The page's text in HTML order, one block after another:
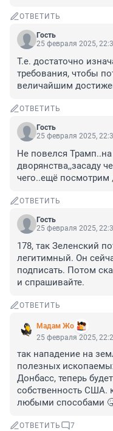
ОТВЕТИТЬ
Гость
25 февраля 2025,
Т.е. достаточно
требования, чтобы
величайшим
ОТВЕТИТЬ
Гость
25 февраля 2025,
Не повелся
дворянства,,засаду
чего..ещё посмотрим
ОТВЕТИТЬ
Гость
25 февраля 2025,
178, так Зеленский
легитимный. Он
подписать. Потом
и спрашивайте.
ОТВЕТИТЬ
Мадам Жо
25 февраля 2025,
так нападение на
полезных
Донбасс, теперь
собственность США.
любыми способами
ОТВЕТИТЬ 7